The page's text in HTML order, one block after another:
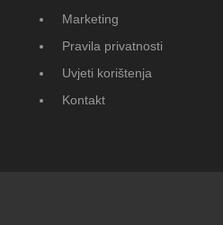
FOTOGALERIJA: Čuvanje običaja u
Marketing
Pravila privatnosti
Uvjeti korištenja
Kontakt